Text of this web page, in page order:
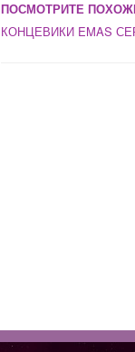
ПОСМОТРИТЕ
КОНЦЕВИКИ EMAS